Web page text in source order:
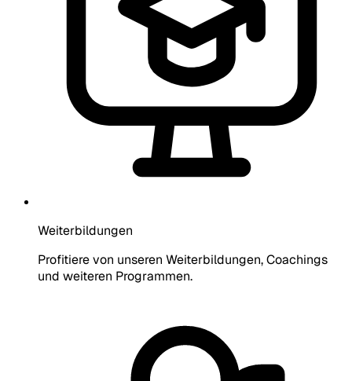
Weiterbildungen
Profitiere von unseren Weiterbildungen, Coachings
und weiteren Programmen.